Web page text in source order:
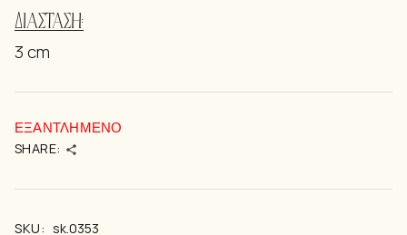
ΔΙΑΣΤΆΣΗ:
3 cm
ΕΞΑΝΤΛΗΜΈΝΟ
SHARE:
SKU: sk.0353